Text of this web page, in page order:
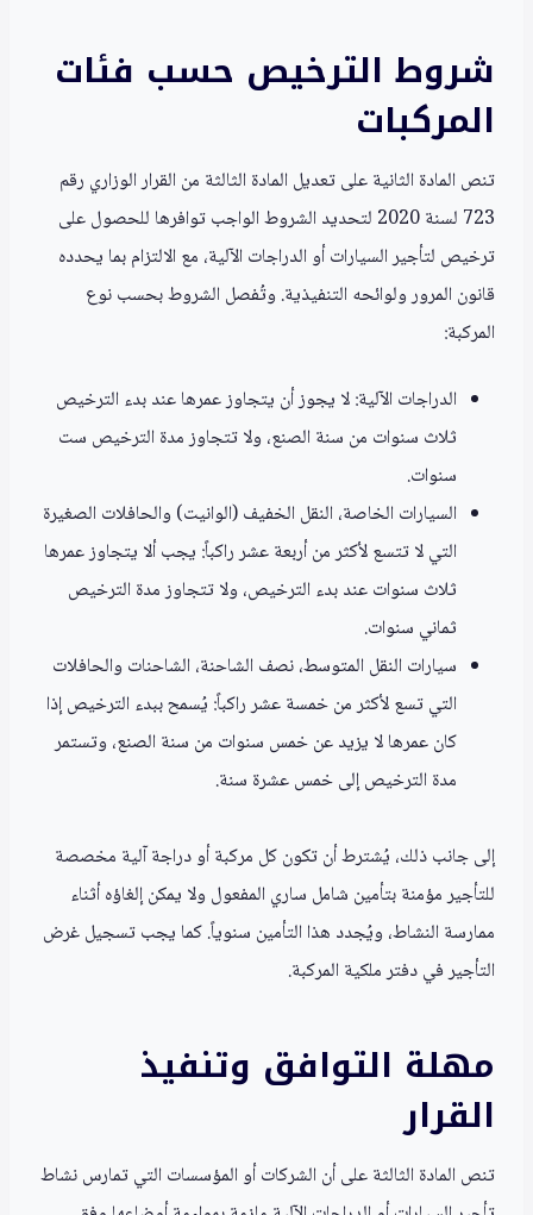
شروط الترخيص حسب فئات
المركبات
تنص المادة الثانية على تعديل المادة الثالثة من القرار الوزاري رقم
723 لسنة 2020 لتحديد الشروط الواجب توافرها للحصول على
ترخيص لتأجير السيارات أو الدراجات الآلية، مع الالتزام بما يحدده
قانون المرور ولوائحه التنفيذية. وتُفصل الشروط بحسب نوع
المركبة:
الدراجات الآلية: لا يجوز أن يتجاوز عمرها عند بدء الترخيص
ثلاث سنوات من سنة الصنع، ولا تتجاوز مدة الترخيص ست
سنوات.
السيارات الخاصة، النقل الخفيف (الوانيت) والحافلات الصغيرة
التي لا تتسع لأكثر من أربعة عشر راكباً: يجب ألا يتجاوز عمرها
ثلاث سنوات عند بدء الترخيص، ولا تتجاوز مدة الترخيص
ثماني سنوات.
سيارات النقل المتوسط، نصف الشاحنة، الشاحنات والحافلات
التي تسع لأكثر من خمسة عشر راكباً: يُسمح ببدء الترخيص إذا
كان عمرها لا يزيد عن خمس سنوات من سنة الصنع، وتستمر
مدة الترخيص إلى خمس عشرة سنة.
إلى جانب ذلك، يُشترط أن تكون كل مركبة أو دراجة آلية مخصصة
للتأجير مؤمنة بتأمين شامل ساري المفعول ولا يمكن إلغاؤه أثناء
ممارسة النشاط، ويُجدد هذا التأمين سنوياً. كما يجب تسجيل غرض
التأجير في دفتر ملكية المركبة.
مهلة التوافق وتنفيذ
القرار
تنص المادة الثالثة على أن الشركات أو المؤسسات التي تمارس نشاط